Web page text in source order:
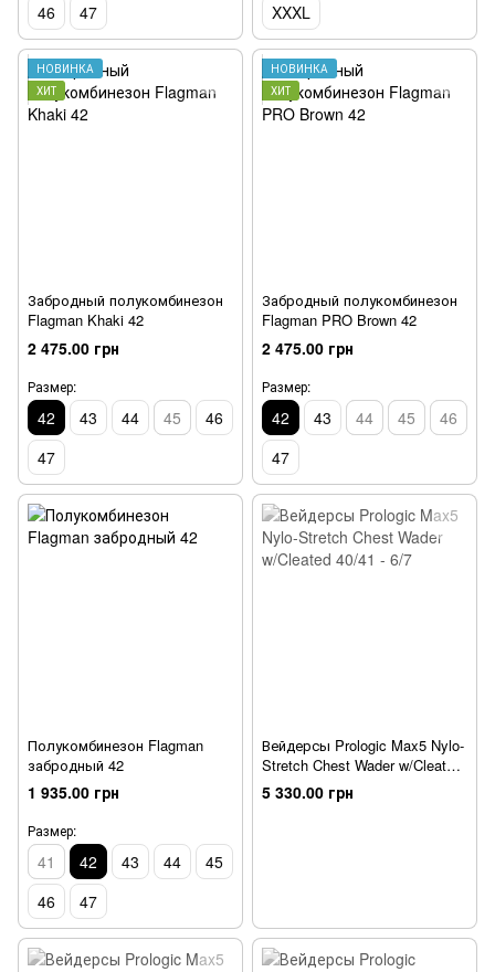
46
47
XXXL
НОВИНКА
ХИТ
Забродный полукомбинезон
Flagman Khaki 42
2 475.00 грн
Размер:
42 43 44 45
46
47
НОВИНКА
ХИТ
Забродный полукомбинезон
Flagman PRO Brown 42
2 475.00 грн
Размер:
42 43 44 45
46
47
Полукомбинезон Flagman
забродный 42
1 935.00 грн
Размер:
41 42 43 44
45
46
47
Вейдерсы Prologic Max5 Nylo-
Stretch Chest Wader w/Cleated
40/41 - 6/7
5 330.00 грн